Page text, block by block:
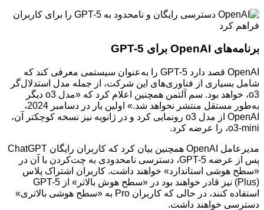
برنامه‌های OpenAI برای GPT-5
OpenAI قصد دارد GPT-5 را به‌عنوان سیستمی معرفی کند که
شامل بسیاری از فناوری‌های این شرکت، از جمله مدل استدلال‌گر
o3، خواهد بود. سم آلتمن همچنین اعلام کرد که «مدل o3 دیگر
به‌طور مستقل منتشر نخواهد شد.» اولین بار در دسامبر 2024،
OpenAI از مدل o3 رونمایی کرد و در ژانویه نیز نسخه کوچکتر آن،
o3-mini، را عرضه کرد.
مدیرعامل OpenAI همچنین بیان کرد که کاربران رایگان ChatGPT
پس از عرضه GPT-5، دسترسی نامحدودی به چت‌کردن با آن در
«سطح هوشی استاندارد» خواهند داشت. کاربران اشتراک پلاس
(Plus) نیز قادر خواهند بود در «سطح هوش بالاتر» از GPT-5
استفاده کنند، در حالی که کاربران Pro به «سطح هوشی بالاتری»
دسترسی خواهند داشت.